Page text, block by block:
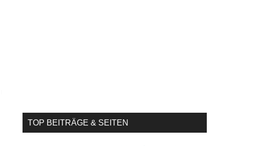
TOP BEITRÄGE & SEITEN